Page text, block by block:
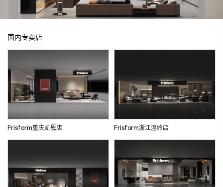
沙发 休闲椅 电视柜
床 床垫 床头柜 妆台 妆凳 床尾凳
餐厅系列
餐桌 餐边柜
实体店
联系方式
EN
床尾凳
餐厅系列 其他配套
国内专卖店
Frisform重庆凯恩店 Frisform浙江温岭店